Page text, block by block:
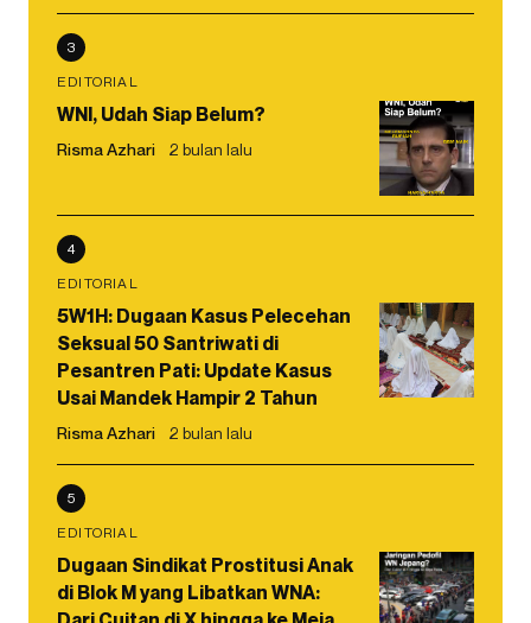
3
EDITORIAL
WNI, Udah Siap Belum?
Risma Azhari 2 bulan lalu
4
EDITORIAL
5W1H: Dugaan Kasus Pelecehan
Seksual 50 Santriwati di
Pesantren Pati: Update Kasus
Usai Mandek Hampir 2 Tahun
Risma Azhari 2 bulan lalu
5
EDITORIAL
Dugaan Sindikat Prostitusi Anak
di Blok M yang Libatkan WNA: